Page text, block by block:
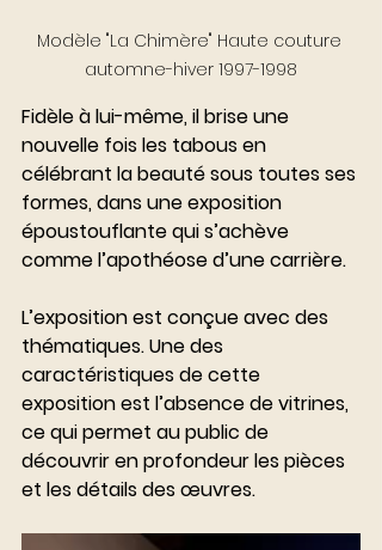
Modèle "La Chimère" Haute couture
automne-hiver 1997-1998
Fidèle à lui-même, il brise une
nouvelle fois les tabous en
célébrant la beauté sous toutes ses
formes, dans une exposition
époustouflante qui s’achève
comme l’apothéose d’une carrière.
L’exposition est conçue avec des
thématiques. Une des
caractéristiques de cette
exposition est l’absence de vitrines,
ce qui permet au public de
découvrir en profondeur les pièces
et les détails des œuvres.